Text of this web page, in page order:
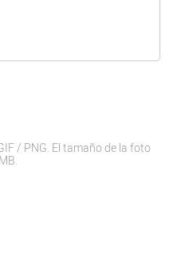
/ PNG. El tamaño de la foto